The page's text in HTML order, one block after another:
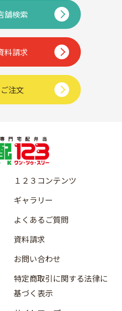
舗検索
料請求
ご注文
１２３コンテンツ
ギャラリー
よくあるご質問
資料請求
お問い合わせ
特定商取引に関する法律に
基づく表示